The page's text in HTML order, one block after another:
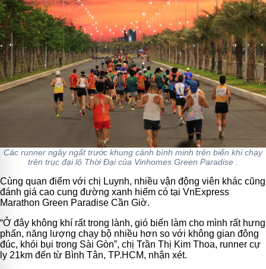
Các runner ngây ngất trước khung cảnh bình minh trên biển khi chạy
trên trục đại lộ Thời Đại của Vinhomes Green Paradise .
Cùng quan điểm với chị Luynh, nhiều vận động viên khác cũng
đánh giá cao cung đường xanh hiếm có tại VnExpress
Marathon Green Paradise Cần Giờ.
“Ở đây không khí rất trong lành, gió biển làm cho mình rất hưng
phấn, năng lượng chạy bộ nhiều hơn so với không gian đông
đúc, khói bụi trong Sài Gòn”, chị Trần Thị Kim Thoa, runner cự
ly 21km đến từ Bình Tân, TP.HCM, nhận xét.